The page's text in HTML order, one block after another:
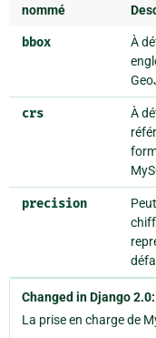
nommé
bbox À
crs À
precision
Changed in Django 2.0:
La prise en charge de